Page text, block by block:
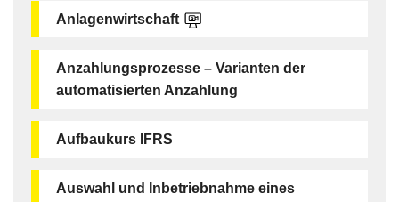
Anlagenwirtschaft
Anzahlungsprozesse – Varianten der
automatisierten Anzahlung
Aufbaukurs IFRS
Auswahl und Inbetriebnahme eines